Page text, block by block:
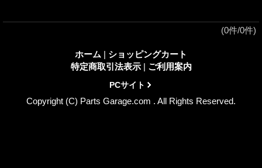
(0件/0件)
ホーム | ショッピングカート
特定商取引法表示 | ご利用案内
PCサイト
Copyright (C) Parts Garage.com . All Rights Reserved.